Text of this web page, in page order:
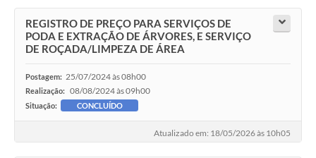
REGISTRO DE PREÇO PARA SERVIÇOS DE
PODA E EXTRAÇÃO DE ÁRVORES, E SERVIÇO
DE ROÇADA/LIMPEZA DE ÁREA
Postagem: 25/07/2024 às 08h00
Realização: 08/08/2024 às 09h00
Situação: CONCLUÍDO
Atualizado em: 18/05/2026 às 10h05